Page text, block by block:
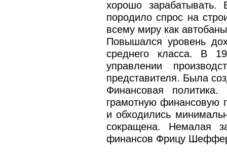
хорошо зарабатывать.
породило спрос на
всему миру как
Повышался уровень
среднего класса. В
управлении
представителя. Была
Финансовая
грамотную финансовую
и обходились
сокращена. Немалая
финансов Фрицу